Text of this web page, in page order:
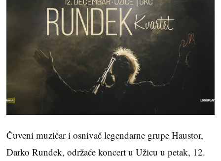
Čuveni muzičar i osnivač legendarne grupe Haustor,
Darko Rundek, održaće koncert u Užicu u petak, 12.